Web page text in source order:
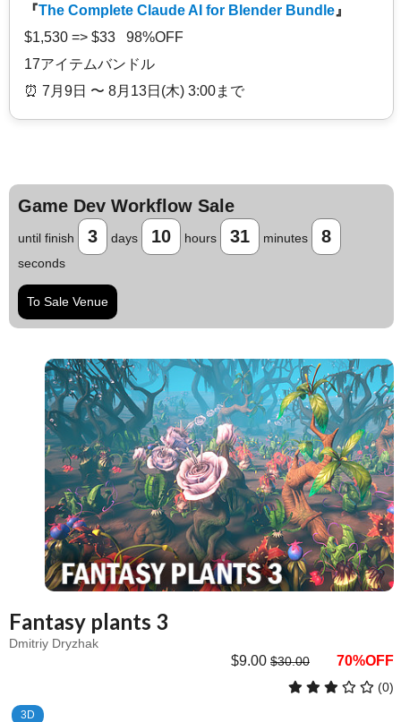
『The Complete Claude AI for Blender Bundle 』
$1,530 => $33 98%OFF
17アイテムバンドル
⏰️ 7月9日 〜 8月13日(木) 3:00まで
Game Dev Workflow Sale
until finish 3 days 10 hours 31 minutes 7
seconds
To Sale Venue
Fantasy plants 3
Dmitriy Dryzhak
$9.00 $30.00 70%OFF
(0)
3D